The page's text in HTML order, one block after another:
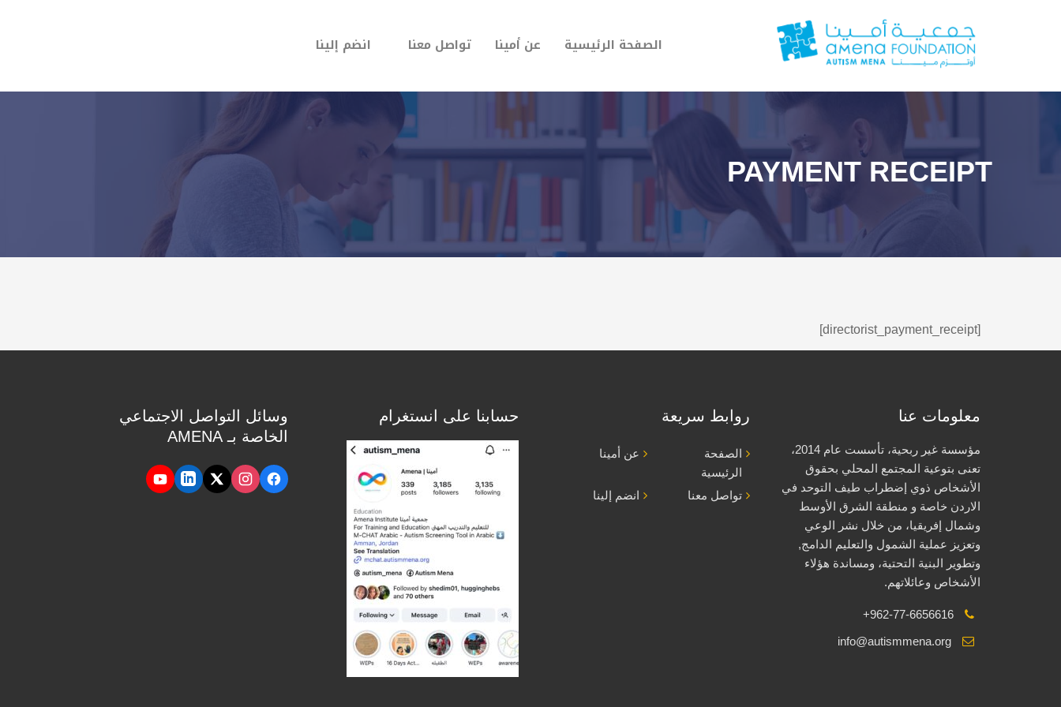
الصفحة الرئيسية عن أمينا تواصل معنا انضم إلينا
PAYMENT RECEIPT
[directorist_payment_receipt]
معلومات عنا
مؤسسة غير ربحية، تأسست عام 2014،
تعنى بتوعية المجتمع المحلي بحقوق
الأشخاص ذوي إضطراب طيف التوحد في
الاردن خاصة و منطقة الشرق الأوسط
وشمال إفريقيا، من خلال نشر الوعي
وتعزيز عملية الشمول والتعليم الدامج,
وتطوير البنية التحتية، ومساندة هؤلاء
الأشخاص وعائلاتهم.
+962-77-6656616
info@autismmena.org
روابط سريعة
الصفحة
الرئيسية
عن أمينا
تواصل معنا انضم إلينا
حسابنا على انستغرام
وسائل التواصل الاجتماعي
الخاصة بـ AMENA